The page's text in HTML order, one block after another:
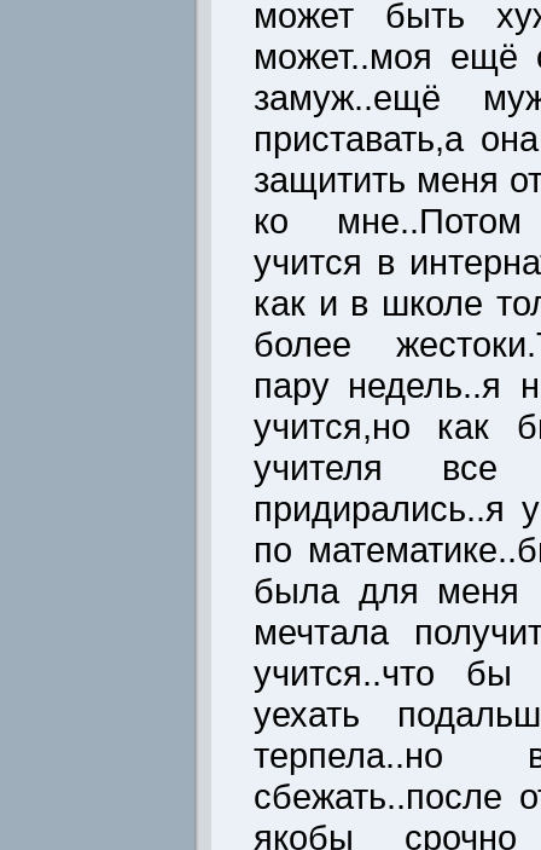
может быть
может..моя ещё
замуж..ещё
приставать,а
защитить меня
ко
учится в
как и в школе
более
пару недель..я
учится,но как
учителя
придирались..я
по
была для меня
мечтала
учится..что бы
уехать
сбежать..после
якобы